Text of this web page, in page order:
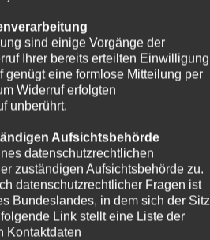
sind einige Vorgänge der
Ihrer bereits erteilten Einwilligung
genügt eine formlose Mitteilung per
Widerruf erfolgten
unberührt.
Aufsichtsbehörde
datenschutzrechtlichen
zuständigen Aufsichtsbehörde zu.
datenschutzrechtlicher Fragen ist
Bundeslandes, in dem sich der Sitz
Link stellt eine Liste der
Kontaktdaten